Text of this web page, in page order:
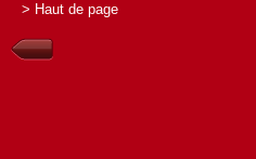
> Haut de page